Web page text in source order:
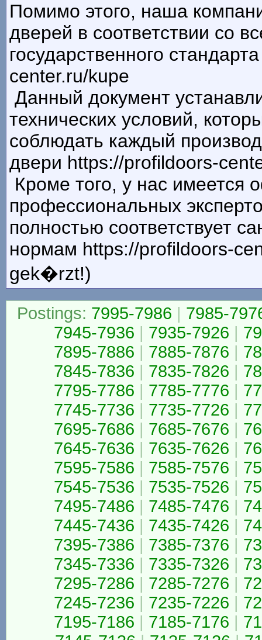
Помимо этого, наша
дверей в соответствии со
государственного
center.ru/kupe
Данный документ
технических условий,
соблюдать каждый
двери https://profildoors-
Кроме того, у нас имеется
профессиональных
полностью соответствует
нормам https://profildoors-
gek�rzt!)
Postings: 7995-7986 | 7985-
7945-7936 | 7935-7926 |
7895-7886 | 7885-7876 |
7845-7836 | 7835-7826 |
7795-7786 | 7785-7776 |
7745-7736 | 7735-7726 |
7695-7686 | 7685-7676 |
7645-7636 | 7635-7626 |
7595-7586 | 7585-7576 |
7545-7536 | 7535-7526 |
7495-7486 | 7485-7476 |
7445-7436 | 7435-7426 |
7395-7386 | 7385-7376 |
7345-7336 | 7335-7326 |
7295-7286 | 7285-7276 |
7245-7236 | 7235-7226 |
7195-7186 | 7185-7176 |